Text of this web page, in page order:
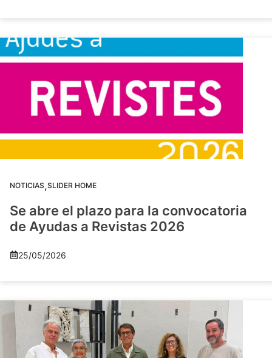
NOTICIAS,SLIDER HOME
Se abre el plazo para la convocatoria
de Ayudas a Revistas 2026
25/05/2026